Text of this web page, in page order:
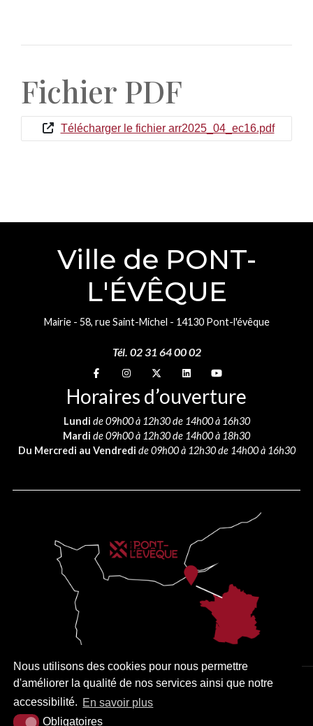
Nous utilisons des cookies pour nous permettre
d'améliorer la qualité de nos services ainsi que notre
accessibilité. En savoir plus
Obligatoires
Fichier PDF
Télécharger le fichier arr2025_04_ec16.pdf
Ville de PONT-
L'ÉVÊQUE
Mairie - 58, rue Saint-Michel - 14130 Pont-l'évêque
Tél. 02 31 64 00 02
Suivez-nous sur
Suivez-nous sur
Suivez-nous sur
Suivez-nous sur
Suivez-nous sur
Horaires d’ouverture
Lundi de 09h00 à 12h30 de 14h00 à 16h30
Mardi de 09h00 à 12h30 de 14h00 à 18h30
Du Mercredi au Vendredi de 09h00 à 12h30 de 14h00 à 16h30
PLAN DU SITE MENTIONS LÉGALES ACCESSIBILITÉ